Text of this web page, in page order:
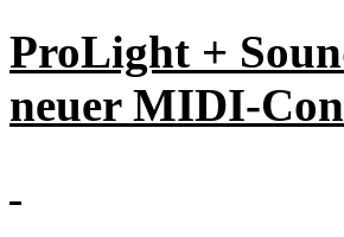
ProLight +
neuer MIDI-